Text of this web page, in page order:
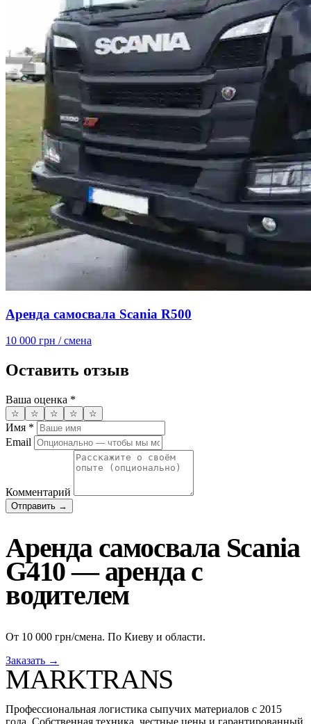
Аренда самосвала Scania R500
10 000 грн / смена
Оставить отзыв
Ваша оценка *
☆ ☆ ☆ ☆ ☆
Имя *
Email
Комментарий
Отправить →
Аренда самосвала Scania
G410 — аренда с
водителем
От 10 000 грн/смена. По Киеву и области.
Заказать →
MARKTRANS
Профессиональная логистика сыпучих материалов с 2015
года. Собственная техника, честные цены и гарантированный